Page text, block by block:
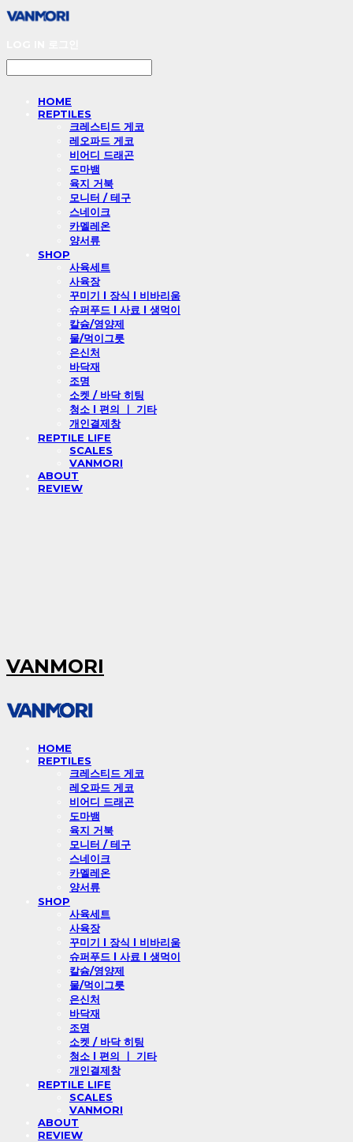
HOME
REPTILES
크레스티드 게코
레오파드 게코
비어디 드래곤
도마뱀
육지 거북
모니터 / 테구
스네이크
카멜레온
양서류
SHOP
사육세트
사육장
꾸미기 l 장식 l 비바리움
슈퍼푸드 l 사료 l 생먹이
칼슘/영양제
물/먹이그릇
은신처
바닥재
조명
소켓 / 바닥 히팅
청소 l 편의 ㅣ 기타
개인결제창
REPTILE LIFE
SCALES
VANMORI
ABOUT
REVIEW
VANMORI
HOME
REPTILES
크레스티드 게코
레오파드 게코
비어디 드래곤
도마뱀
육지 거북
모니터 / 테구
스네이크
카멜레온
양서류
SHOP
사육세트
사육장
꾸미기 l 장식 l 비바리움
슈퍼푸드 l 사료 l 생먹이
칼슘/영양제
물/먹이그릇
은신처
바닥재
조명
소켓 / 바닥 히팅
청소 l 편의 ㅣ 기타
개인결제창
REPTILE LIFE
SCALES
VANMORI
ABOUT
REVIEW